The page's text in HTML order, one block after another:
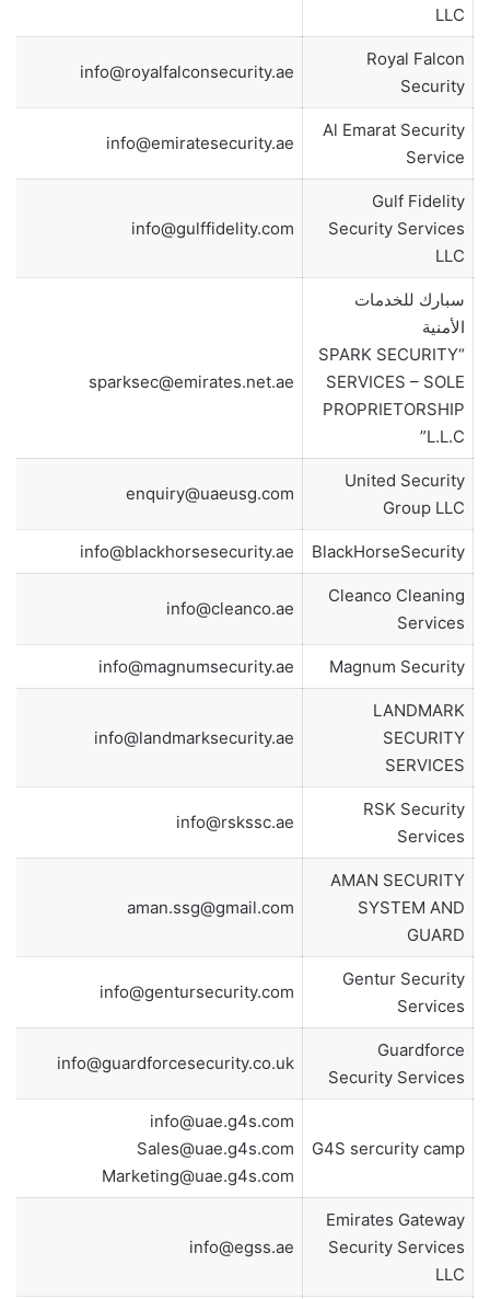
LLC
Royal Falcon
Security
info@royalfalconsecurity.ae
Al Emarat Security
Service
info@emiratesecurity.ae
Gulf Fidelity
Security Services
LLC
info@gulffidelity.com
سبارك للخدمات
الأمنية
“SPARK SECURITY
SERVICES – SOLE
PROPRIETORSHIP
L.L.C”
sparksec@emirates.net.ae
United Security
Group LLC
enquiry@uaeusg.com
BlackHorseSecurity
info@blackhorsesecurity.ae
Cleanco Cleaning
Services
info@cleanco.ae
Magnum Security
info@magnumsecurity.ae
LANDMARK
SECURITY
SERVICES
info@landmarksecurity.ae
RSK Security
Services
info@rskssc.ae
AMAN SECURITY
SYSTEM AND
GUARD
aman.ssg@gmail.com
Gentur Security
Services
info@gentursecurity.com
Guardforce
Security Services
info@guardforcesecurity.co.uk
G4S sercurity camp
info@uae.g4s.com
Sales@uae.g4s.com
Marketing@uae.g4s.com
Emirates Gateway
Security Services
LLC
info@egss.ae